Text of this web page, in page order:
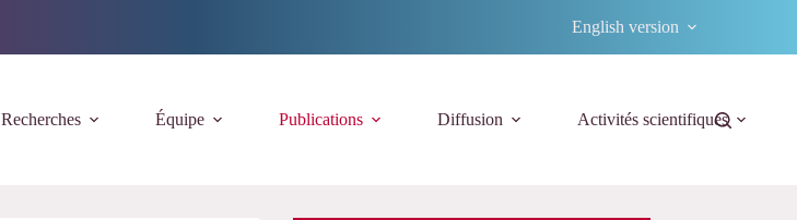
English version
Recherches Équipe Publications Diffusion Activités scientifiques